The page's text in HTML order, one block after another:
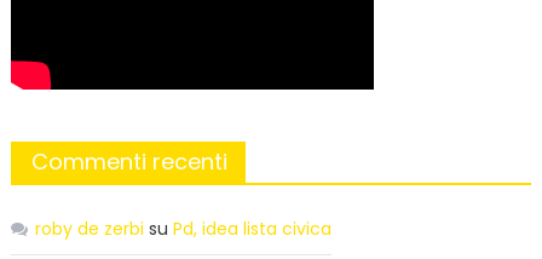
Commenti recenti
roby de zerbi su Pd, idea lista civica